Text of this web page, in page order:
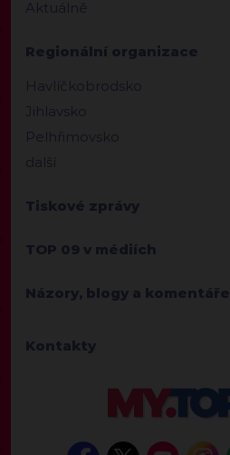
Aktuálně
Regionální organizace
Havlíčkobrodsko
Jihlavsko
Pelhřimovsko
další
Tiskové zprávy
TOP 09 v médiích
Názory, blogy a komentáře
Kontakty